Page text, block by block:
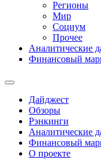
Регионы
Мир
Социум
Прочее
Аналитические
Финансовый
Дайджест
Обзоры
Рэнкинги
Аналитические
Финансовый
О проекте